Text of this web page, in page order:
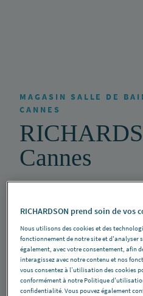
MAGASIN SALLE DE
CANNES
Cannes
06250 Mougins
Voir la galerie
Salle d'exposition
04 93 46 45 45
RICHARDSON prend soin de vos
Nous utilisons des cookies et des
fonctionnement de notre site et d'analyser
également, avec votre consentement, afin
interagissez avec notre contenu et nos
vous consentez à l’utilisation des cookies
conformément à notre Politique
confidentialité. Vous pouvez également